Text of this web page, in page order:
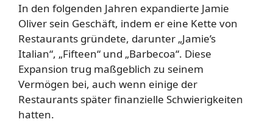
In den folgenden Jahren expandierte Jamie
Oliver sein Geschäft, indem er eine Kette von
Restaurants gründete, darunter „Jamie’s
Italian“, „Fifteen“ und „Barbecoa“. Diese
Expansion trug maßgeblich zu seinem
Vermögen bei, auch wenn einige der
Restaurants später finanzielle Schwierigkeiten
hatten.